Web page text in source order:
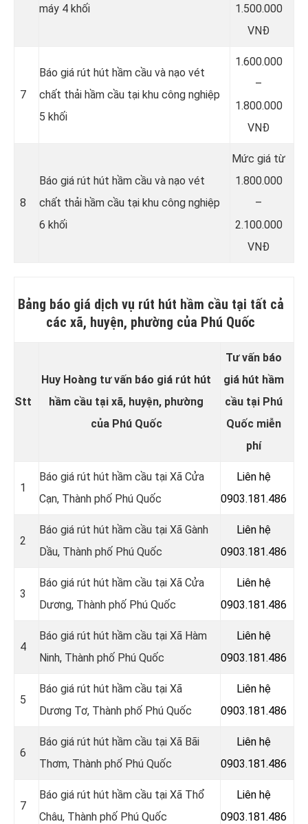
máy 4 khối
1.500.000
VNĐ
7
Báo giá rút hút hầm cầu và nạo vét
chất thải hầm cầu tại khu công nghiệp
5 khối
1.600.000
–
1.800.000
VNĐ
8
Báo giá rút hút hầm cầu và nạo vét
chất thải hầm cầu tại khu công nghiệp
6 khối
Mức giá từ
1.800.000
–
2.100.000
VNĐ
Bảng báo giá dịch vụ rút hút hầm cầu tại tất cả
các xã, huyện, phường của Phú Quốc
Stt
Huy Hoàng tư vấn báo giá rút hút
hầm cầu tại xã, huyện, phường
của Phú Quốc
Tư vấn báo
giá hút hầm
cầu tại Phú
Quốc miễn
phí
1
Báo giá rút hút hầm cầu tại Xã Cửa
Cạn, Thành phố Phú Quốc
Liên hệ
0903.181.486
2
Báo giá rút hút hầm cầu tại Xã Gành
Dầu, Thành phố Phú Quốc
Liên hệ
0903.181.486
3
Báo giá rút hút hầm cầu tại Xã Cửa
Dương, Thành phố Phú Quốc
Liên hệ
0903.181.486
4
Báo giá rút hút hầm cầu tại Xã Hàm
Ninh, Thành phố Phú Quốc
Liên hệ
0903.181.486
5
Báo giá rút hút hầm cầu tại Xã
Dương Tơ, Thành phố Phú Quốc
Liên hệ
0903.181.486
6
Báo giá rút hút hầm cầu tại Xã Bãi
Thơm, Thành phố Phú Quốc
Liên hệ
0903.181.486
7
Báo giá rút hút hầm cầu tại Xã Thổ
Châu, Thành phố Phú Quốc
Liên hệ
0903.181.486